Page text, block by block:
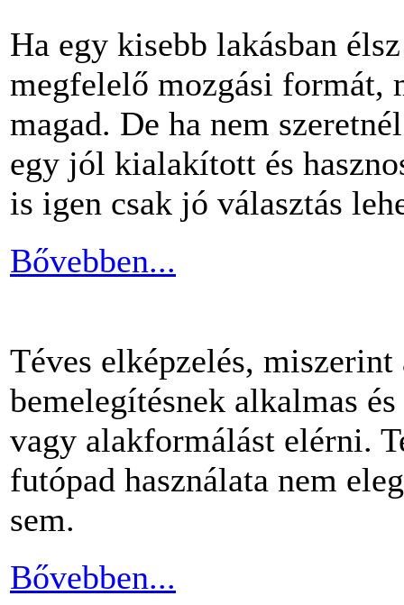
Ha egy kisebb lakásban
megfelelő mozgási formát,
magad. De ha nem
egy jól kialakított és
is igen csak jó választás
Bővebben...
Téves elképzelés, miszerint
bemelegítésnek alkalmas
vagy alakformálást elérni.
futópad használata nem
sem.
Bővebben...